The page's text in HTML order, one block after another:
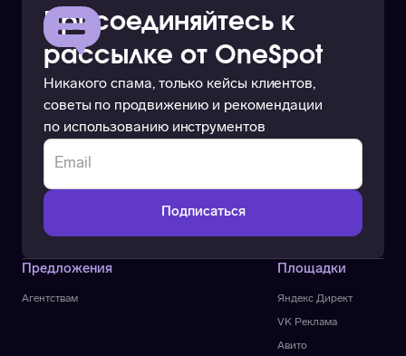
Присоединяйтесь к
рассылке от OneSpot
Никакого спама, только кейсы клиентов,
советы по продвижению и рекомендации
по использованию инструментов
Предложения
Агентствам Яндекс Директ
VK Реклама
Площадки
Авито